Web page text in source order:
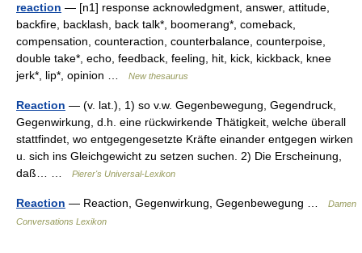
reaction — [n1] response acknowledgment, answer, attitude,
backfire, backlash, back talk*, boomerang*, comeback,
compensation, counteraction, counterbalance, counterpoise,
double take*, echo, feedback, feeling, hit, kick, kickback, knee
jerk*, lip*, opinion …
New thesaurus
Reaction — (v. lat.), 1) so v.w. Gegenbewegung, Gegendruck,
Gegenwirkung, d.h. eine rückwirkende Thätigkeit, welche überall
stattfindet, wo entgegengesetzte Kräfte einander entgegen wirken
u. sich ins Gleichgewicht zu setzen suchen. 2) Die Erscheinung,
daß… …
Pierer's Universal-Lexikon
Reaction — Reaction, Gegenwirkung, Gegenbewegung …
Damen
Conversations Lexikon